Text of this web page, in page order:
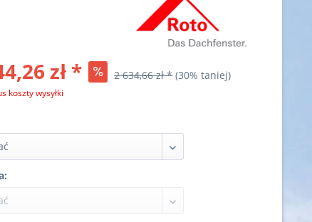
zł * 2 634,66 zł * (30% taniej)
koszty wysyłki